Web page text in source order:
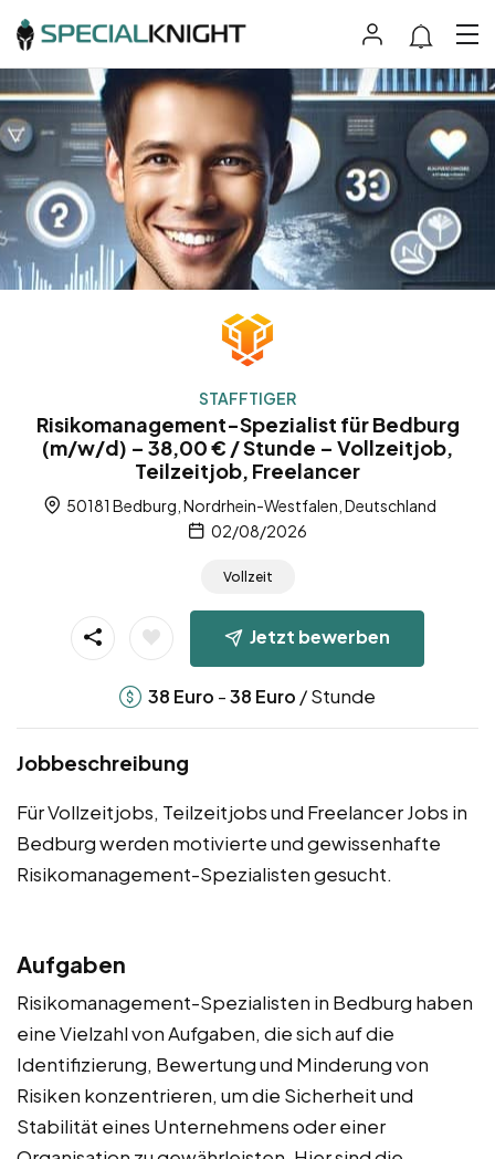
STAFFTIGER
Risikomanagement-Spezialist für Bedburg
(m/w/d) – 38,00 € / Stunde – Vollzeitjob,
Teilzeitjob, Freelancer
50181 Bedburg, Nordrhein-Westfalen, Deutschland
02/08/2026
Vollzeit
Jetzt bewerben
38 Euro -38 Euro / Stunde
Jobbeschreibung
Für Vollzeitjobs, Teilzeitjobs und Freelancer Jobs in
Bedburg werden motivierte und gewissenhafte
Risikomanagement-Spezialisten gesucht.
Aufgaben
Risikomanagement-Spezialisten in Bedburg haben
eine Vielzahl von Aufgaben, die sich auf die
Identifizierung, Bewertung und Minderung von
Risiken konzentrieren, um die Sicherheit und
Stabilität eines Unternehmens oder einer